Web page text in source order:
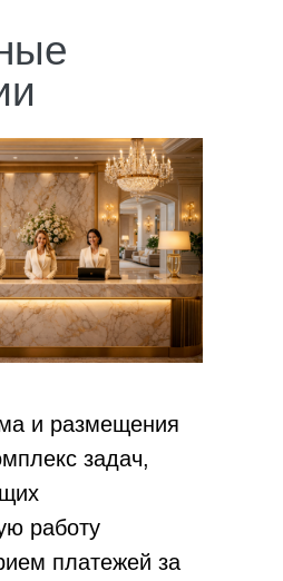
и размещения
задач,
работу
платежей за